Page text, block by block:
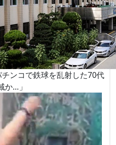
ンコで鉄球を乱射した70代
か…」